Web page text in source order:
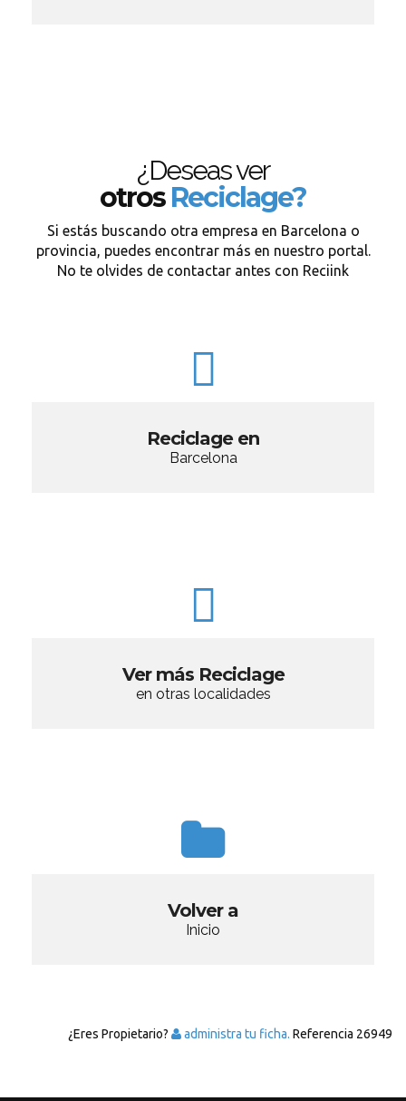
¿Deseas ver
otrosReciclage?
Si estás buscando otra empresa en Barcelona o
provincia, puedes encontrar más en nuestro portal.
No te olvides de contactar antes con Reciink
Reciclage en
Barcelona
Ver más Reciclage
en otras localidades
Volver a
Inicio
¿Eres Propietario? administra tu ficha. Referencia 26949